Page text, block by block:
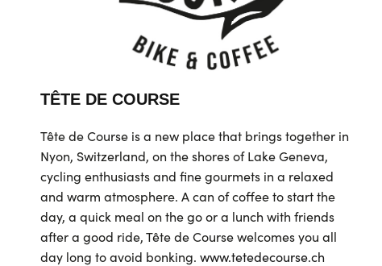
TÊTE DE COURSE
Tête de Course is a new place that brings together in
Nyon, Switzerland, on the shores of Lake Geneva,
cycling enthusiasts and fine gourmets in a relaxed
and warm atmosphere. A can of coffee to start the
day, a quick meal on the go or a lunch with friends
after a good ride, Tête de Course welcomes you all
day long to avoid bonking. www.tetedecourse.ch